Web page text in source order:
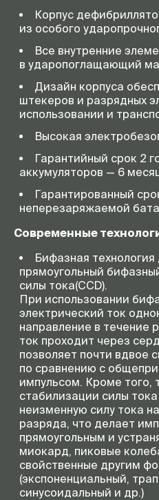
Корпус
из особого
Все внутренние
в ударопоглащающий
Дизайн корпуса
штекеров и разрядных
использовании и
Высокая
Гарантийный срок 2
аккумуляторов — 6
Гарантированный
неперезаряжаемой
Современные
Бифазная
прямоугольный
силы тока(CCD).
При использовании
электрический ток
направление в течение
ток проходит через
позволяет почти вдвое
по сравнению с
импульсом. Кроме того,
стабилизации силы
неизменную силу тока
разряда, что делает
прямоугольным и
миокард, пиковые
свойственные другим
(экспоненциальный,
синусоидальный и др.)